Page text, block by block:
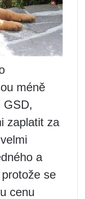
méně
GSD,
zaplatit za
a
se
cenu